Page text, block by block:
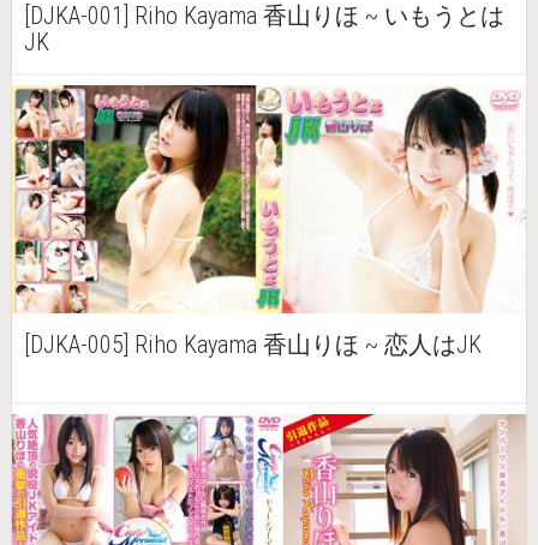
[DJKA-001] Riho Kayama 香山りほ ~ いもうとは
JK
[DJKA-005] Riho Kayama 香山りほ ~ 恋人はJK